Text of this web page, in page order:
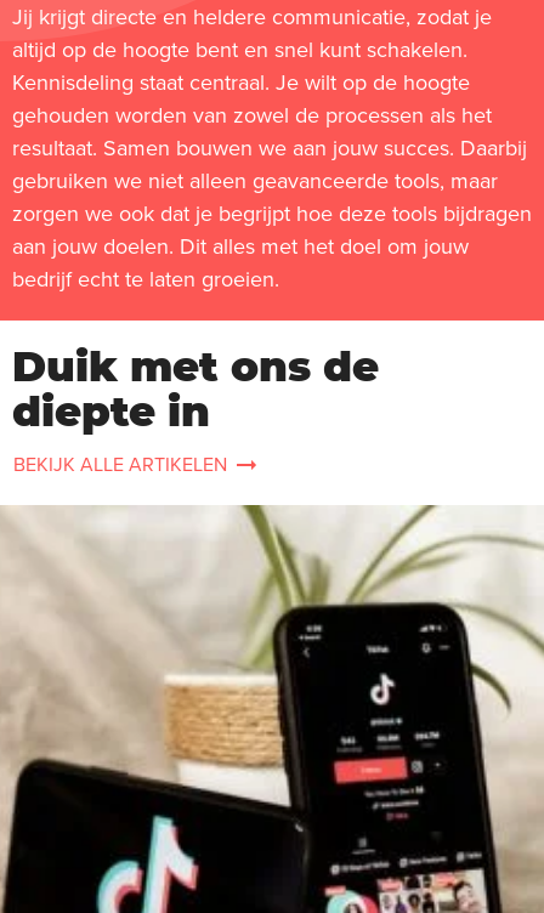
Jij krijgt directe en heldere communicatie, zodat je
altijd op de hoogte bent en snel kunt schakelen.
Kennisdeling staat centraal. Je wilt op de hoogte
gehouden worden van zowel de processen als het
resultaat. Samen bouwen we aan jouw succes. Daarbij
gebruiken we niet alleen geavanceerde tools, maar
zorgen we ook dat je begrijpt hoe deze tools bijdragen
aan jouw doelen. Dit alles met het doel om jouw
bedrijf echt te laten groeien.
Duik met ons de
diepte in
BEKIJK ALLE ARTIKELEN